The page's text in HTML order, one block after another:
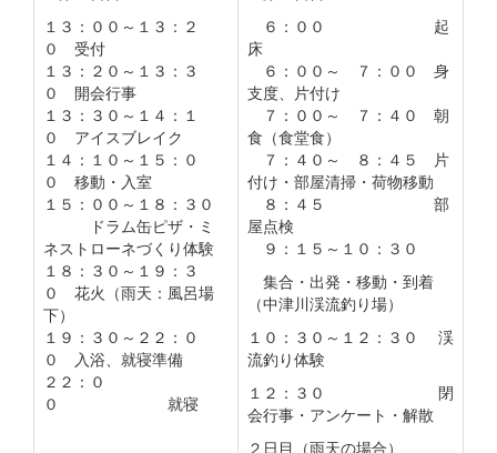
１３：００～１３：２
０ 受付
１３：２０～１３：３
０ 開会行事
１３：３０～１４：１
０ アイスブレイク
１４：１０～１５：０
０ 移動・入室
１５：００～１８：３０
ドラム缶ピザ・ミ
ネストローネづくり体験
１８：３０～１９：３
０ 花火（雨天：風呂場
下）
１９：３０～２２：０
０ 入浴、就寝準備
２２：０
０ 就寝
６：００ 起
床
６：００～ ７：００ 身
支度、片付け
７：００～ ７：４０ 朝
食（食堂食）
７：４０～ ８：４５ 片
付け・部屋清掃・荷物移動
８：４５ 部
屋点検
９：１５～１０：３０
集合・出発・移動・到着
（中津川渓流釣り場）
１０：３０～１２：３０ 渓
流釣り体験
１２：３０ 閉
会行事・アンケート・解散
２日目（雨天の場合）